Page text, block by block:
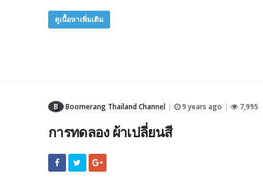
ดูเนื้อหาเพิ่มเติม
B Boomerang Thailand Channel 9 years ago 7,995
การทดลอง ผ้าเปลี่ยนสี